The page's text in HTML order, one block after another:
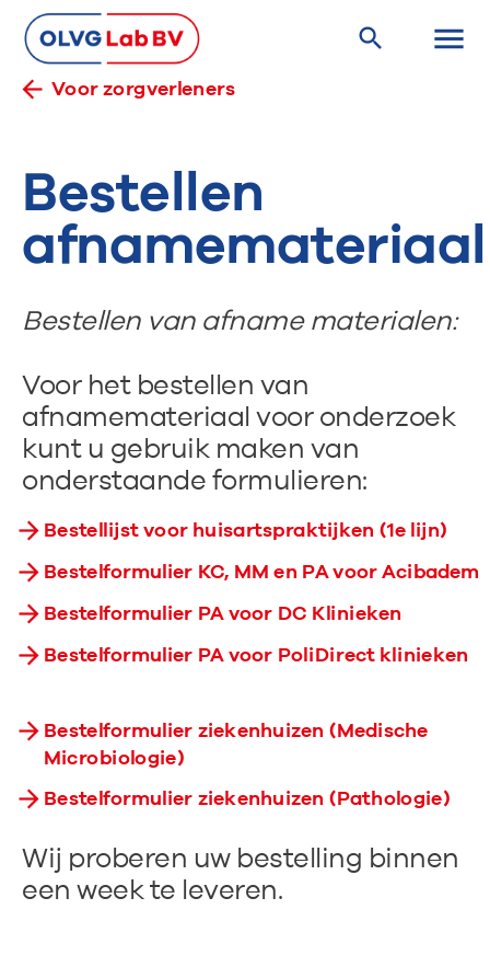
Voor zorgverleners
Bestellen
afnamemateriaal
Bestellen van afname materialen:
Voor het bestellen van
afnamemateriaal voor onderzoek
kunt u gebruik maken van
onderstaande formulieren:
Bestellijst voor huisartspraktijken (1e lijn)
Bestelformulier KC, MM en PA voor Acibadem
Bestelformulier PA voor DC Klinieken
Bestelformulier PA voor PoliDirect klinieken
Bestelformulier ziekenhuizen (Medische
Microbiologie)
Bestelformulier ziekenhuizen (Pathologie)
Wij proberen uw bestelling binnen
een week te leveren.